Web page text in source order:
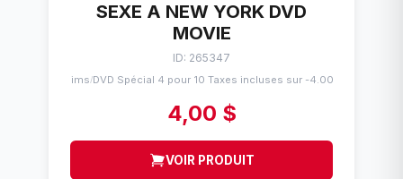
SEXE A NEW YORK DVD
MOVIE
ID: 265347
Flims/DVD Spécial 4 pour 10 Taxes incluses sur -4.00$
4,00 $
VOIR PRODUIT